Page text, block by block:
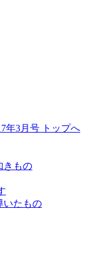
年3月号 トップへ
きもの
いたもの